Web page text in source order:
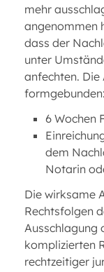
mehr
angenommen
dass der
unter
anfechten.
formgebunden:
6 Wochen
dem
Notarin
Die wirksame
Rechtsfolgen
Ausschlagung
komplizierten
rechtzeitiger